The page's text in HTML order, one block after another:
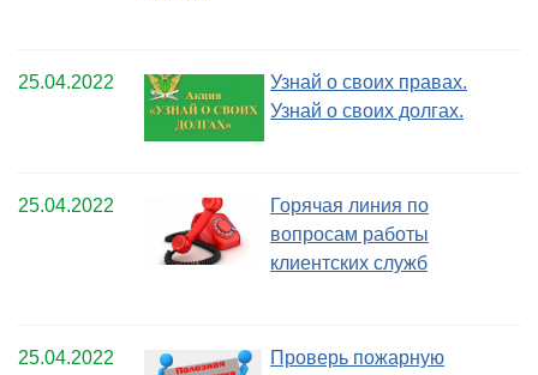
25.04.2022
Узнай о своих правах.
Узнай о своих долгах.
25.04.2022
Горячая линия по
вопросам работы
клиентских служб
25.04.2022
Проверь пожарную